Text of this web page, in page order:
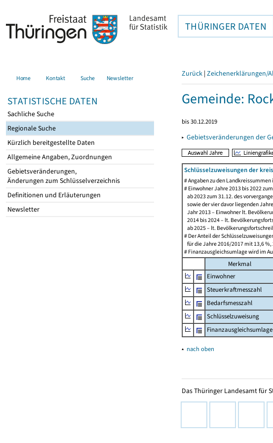
THÜRINGER DATEN
Home Kontakt Suche Newsletter
STATISTISCHE DATEN
Sachliche Suche
Regionale Suche
Kürzlich bereitgestellte Daten
Allgemeine Angaben, Zuordnungen
Gebietsveränderungen,
Änderungen zum Schlüsselverzeichnis
Definitionen und Erläuterungen
Newsletter
Zurück | Zeichenerklärungen/
Gemeinde:
bis 30.12.2019
▸ Gebietsveränderungen der
Schlüsselzuweisungen der
# Angaben zu den
# Einwohner Jahre 2013 bis 2022
ab 2023 zum 31.12. des
sowie der vier davor liegenden Jahre
Jahr 2013 – Einwohner lt.
2014 bis 2024 – lt.
ab 2025 – lt.
# Der Anteil der
für die Jahre 2016/2017 mit 13,6
# Finanzausgleichsumlage wird im
Merkmal
Einwohner
Steuerkraftmesszahl
Bedarfsmesszahl
Schlüsselzuweisung
Finanzausgleichsumlage
▴ nach oben
Das Thüringer Landesamt für